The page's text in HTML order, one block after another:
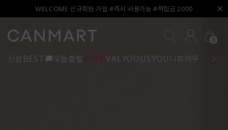
WELCOME 신규회원 가입 #즉시 사용가능 #적립금 2000
0
신상BEST🚚오늘출발키작진VALYOU USYOU 니트아우터 블